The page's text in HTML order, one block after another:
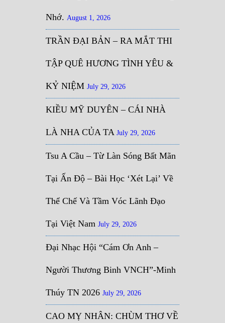
Nhớ. August 1, 2026
TRẦN ĐẠI BẢN – RA MẮT THI
TẬP QUÊ HƯƠNG TÌNH YÊU &
KỶ NIỆM July 29, 2026
KIỀU MỸ DUYÊN – CÁI NHÀ
LÀ NHA CỦA TA July 29, 2026
Tsu A Cầu – Từ Làn Sóng Bất Mãn
Tại Ấn Độ – Bài Học ‘Xét Lại’ Về
Thể Chế Và Tầm Vóc Lãnh Đạo
Tại Việt Nam July 29, 2026
Đại Nhạc Hội “Cám Ơn Anh –
Người Thương Binh VNCH”-Minh
Thúy TN 2026 July 29, 2026
CAO MỴ NHÂN: CHÙM THƠ VỀ